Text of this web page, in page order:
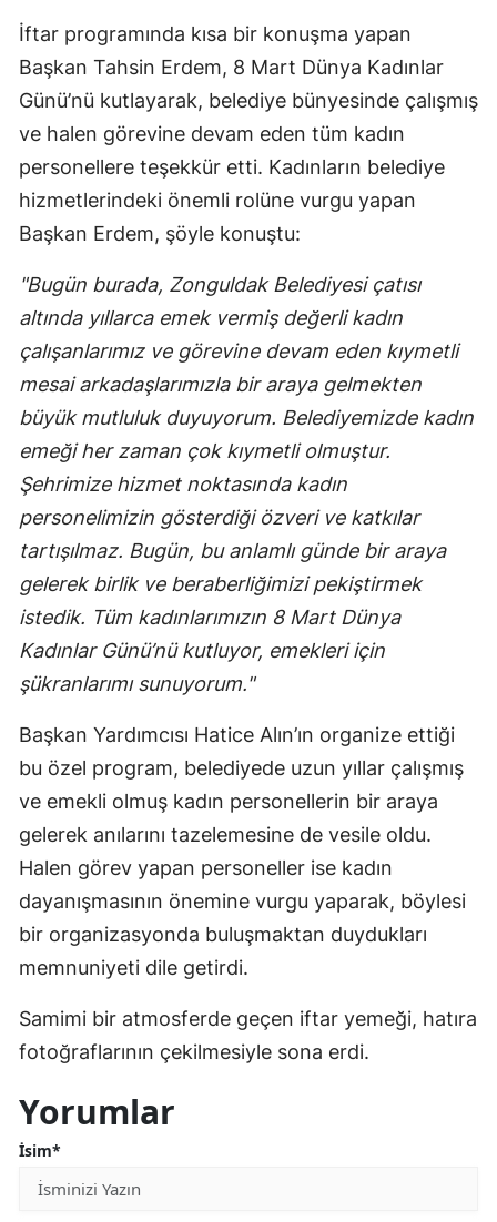
İftar programında kısa bir konuşma yapan
Başkan Tahsin Erdem, 8 Mart Dünya Kadınlar
Günü’nü kutlayarak, belediye bünyesinde çalışmış
ve halen görevine devam eden tüm kadın
personellere teşekkür etti. Kadınların belediye
hizmetlerindeki önemli rolüne vurgu yapan
Başkan Erdem, şöyle konuştu:
"Bugün burada, Zonguldak Belediyesi çatısı
altında yıllarca emek vermiş değerli kadın
çalışanlarımız ve görevine devam eden kıymetli
mesai arkadaşlarımızla bir araya gelmekten
büyük mutluluk duyuyorum. Belediyemizde kadın
emeği her zaman çok kıymetli olmuştur.
Şehrimize hizmet noktasında kadın
personelimizin gösterdiği özveri ve katkılar
tartışılmaz. Bugün, bu anlamlı günde bir araya
gelerek birlik ve beraberliğimizi pekiştirmek
istedik. Tüm kadınlarımızın 8 Mart Dünya
Kadınlar Günü’nü kutluyor, emekleri için
şükranlarımı sunuyorum."
Başkan Yardımcısı Hatice Alın’ın organize ettiği
bu özel program, belediyede uzun yıllar çalışmış
ve emekli olmuş kadın personellerin bir araya
gelerek anılarını tazelemesine de vesile oldu.
Halen görev yapan personeller ise kadın
dayanışmasının önemine vurgu yaparak, böylesi
bir organizasyonda buluşmaktan duydukları
memnuniyeti dile getirdi.
Samimi bir atmosferde geçen iftar yemeği, hatıra
fotoğraflarının çekilmesiyle sona erdi.
Yorumlar
İsim*